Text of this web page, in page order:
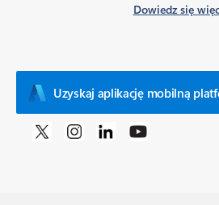
Dowiedz się
Uzyskaj aplikację mobilną